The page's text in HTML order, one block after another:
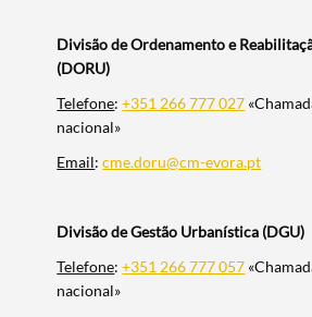
Divisão de Ordenamento e
(DORU)
Telefone:+351 266 777 027
nacional»
Email:cme.doru@cm-evora.pt
Divisão de Gestão Urbanística (DGU)
Telefone:+351 266 777 057
nacional»